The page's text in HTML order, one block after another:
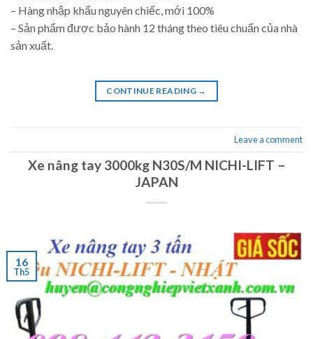
– Hàng nhập khẩu nguyên chiếc, mới 100%
– Sản phẩm được bảo hành 12 tháng theo tiêu chuẩn của nhà
sản xuất.
CONTINUE READING →
Leave a comment
Xe nâng tay 3000kg N30S/M NICHI-LIFT –
JAPAN
16
Th5